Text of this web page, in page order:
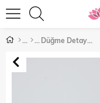
Düğme Detaylı Kemerli Takım Mürdüm 10809